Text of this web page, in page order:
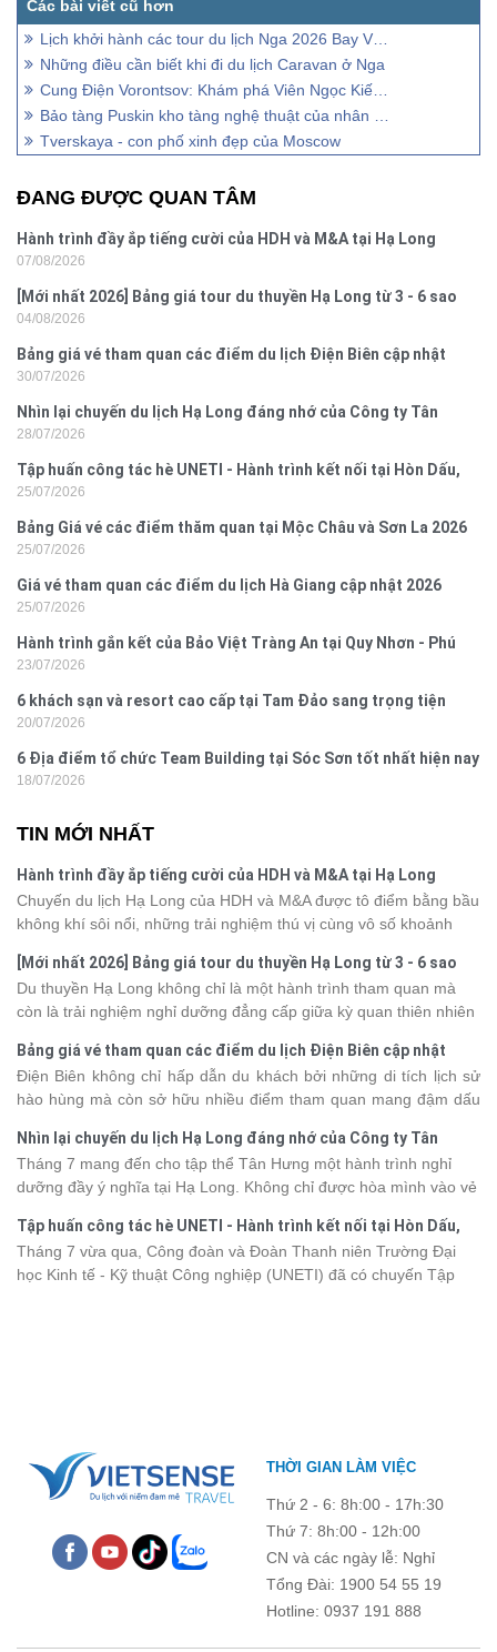
Lịch khởi hành các tour du lịch Nga 2026 Bay Vietnam Airlines
Những điều cần biết khi đi du lịch Caravan ở Nga
Cung Điện Vorontsov: Khám phá Viên Ngọc Kiến Trúc Độc Đáo
Bảo tàng Puskin kho tàng nghệ thuật của nhân loại
Tverskaya - con phố xinh đẹp của Moscow
ĐANG ĐƯỢC QUAN TÂM
Hành trình đầy ắp tiếng cười của HDH và M&A tại Hạ Long
07/08/2026
[Mới nhất 2026] Bảng giá tour du thuyền Hạ Long từ 3 - 6 sao
04/08/2026
Bảng giá vé tham quan các điểm du lịch Điện Biên cập nhật
2026
30/07/2026
Nhìn lại chuyến du lịch Hạ Long đáng nhớ của Công ty Tân
Hưng 2026
28/07/2026
Tập huấn công tác hè UNETI - Hành trình kết nối tại Hòn Dấu,
Đồ Sơn
25/07/2026
Bảng Giá vé các điểm thăm quan tại Mộc Châu và Sơn La 2026
25/07/2026
Giá vé tham quan các điểm du lịch Hà Giang cập nhật 2026
25/07/2026
Hành trình gắn kết của Bảo Việt Tràng An tại Quy Nhơn - Phú
Yên
23/07/2026
6 khách sạn và resort cao cấp tại Tam Đảo sang trọng tiện
nghi
20/07/2026
6 Địa điểm tổ chức Team Building tại Sóc Sơn tốt nhất hiện nay
18/07/2026
TIN MỚI NHẤT
Hành trình đầy ắp tiếng cười của HDH và M&A tại Hạ Long
Chuyến du lịch Hạ Long của HDH và M&A được tô điểm bằng bầu
không khí sôi nổi, những trải nghiệm thú vị cùng vô số khoảnh
phút giây đồng hành bên nhau, tất cả đã tạo nên một chuyến đi
tràn đầy cảm xúc và dấu ấn khó quên.
[Mới nhất 2026] Bảng giá tour du thuyền Hạ Long từ 3 - 6 sao
Du thuyền Hạ Long không chỉ là một hành trình tham quan mà
còn là trải nghiệm nghỉ dưỡng đẳng cấp giữa kỳ quan thiên nhiên
khác nhau, khiến nhiều du khách băn khoăn khi lựa chọn. Bài viết
dưới đây sẽ cập nhật bảng giá tour du thuyền Hạ Long mới nhất
2026 từ 3 - 6 sao, giúp bạn dễ dàng so sánh và tìm được hành
trình phù hợp với nhu cầu cũng như ngân sách.
Bảng giá vé tham quan các điểm du lịch Điện Biên cập nhật
2026
Điện Biên không chỉ hấp dẫn du khách bởi những di tích lịch sử
hào hùng mà còn sở hữu nhiều điểm tham quan mang đậm dấu
phá vùng đất này, việc cập nhật trước giá vé sẽ giúp bạn chủ
động hơn trong lịch trình và chi phí. Cùng Vietsense Travel tham
khảo bảng giá vé tham quan các điểm du lịch Điện Biênmới nhất
năm 2026 ngay dưới đây.
Nhìn lại chuyến du lịch Hạ Long đáng nhớ của Công ty Tân
Hưng 2026
Tháng 7 mang đến cho tập thể Tân Hưng một hành trình nghỉ
dưỡng đầy ý nghĩa tại Hạ Long. Không chỉ được hòa mình vào vẻ
kết, sẻ chia và lưu giữ nhiều khoảnh khắc đáng nhớ. Hãy cùng
nhìn lại chuyến đi ngập tràn niềm vui và những trải nghiệm khó
quên.
Tập huấn công tác hè UNETI - Hành trình kết nối tại Hòn Dấu,
Đồ Sơn
Tháng 7 vừa qua, Công đoàn và Đoàn Thanh niên Trường Đại
học Kinh tế - Kỹ thuật Công nghiệp (UNETI) đã có chuyến Tập
THỜI GIAN LÀM VIỆC
Thứ 2 - 6: 8h:00 - 17h:30
Thứ 7: 8h:00 - 12h:00
CN và các ngày lễ: Nghỉ
Tổng Đài: 1900 54 55 19
Hotline: 0937 191 888